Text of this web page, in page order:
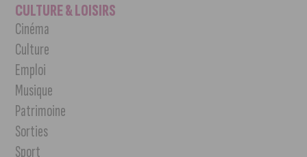
CULTURE & LOISIRS
Cinéma
Culture
Emploi
Musique
Patrimoine
Sorties
Sport